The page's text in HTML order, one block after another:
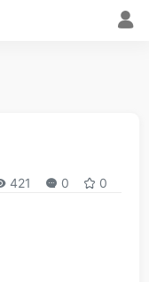
421 0 0